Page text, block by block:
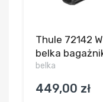
Thule 72142
belka
belka
449,00 zł